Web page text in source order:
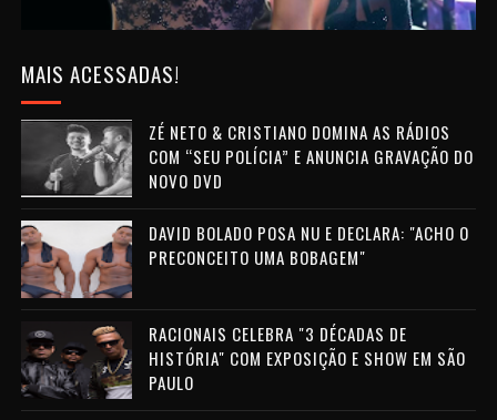
MAIS ACESSADAS!
ZÉ NETO & CRISTIANO DOMINA AS RÁDIOS
COM “SEU POLÍCIA” E ANUNCIA GRAVAÇÃO DO
NOVO DVD
DAVID BOLADO POSA NU E DECLARA: "ACHO O
PRECONCEITO UMA BOBAGEM"
RACIONAIS CELEBRA "3 DÉCADAS DE
HISTÓRIA" COM EXPOSIÇÃO E SHOW EM SÃO
PAULO